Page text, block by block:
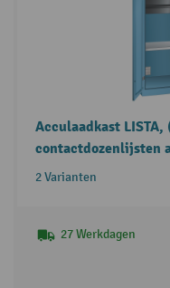
Acculaadkast LISTA,
contactdozenlijsten
2 Varianten
27 Werkdagen